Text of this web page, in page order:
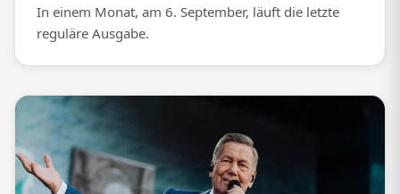
In einem Monat, am 6. September, läuft die letzte
reguläre Ausgabe.